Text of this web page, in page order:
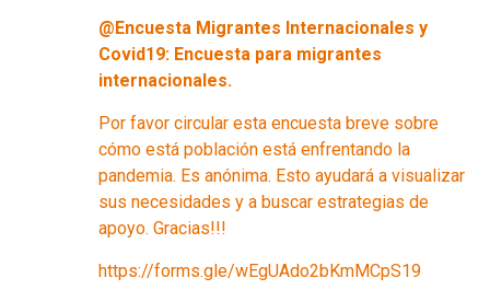
@Encuesta Migrantes Internacionales y
Covid19: Encuesta para migrantes
internacionales.
Por favor circular esta encuesta breve sobre
cómo está población está enfrentando la
pandemia. Es anónima. Esto ayudará a visualizar
sus necesidades y a buscar estrategias de
apoyo. Gracias!!!
https://forms.gle/wEgUAdo2bKmMCpS19